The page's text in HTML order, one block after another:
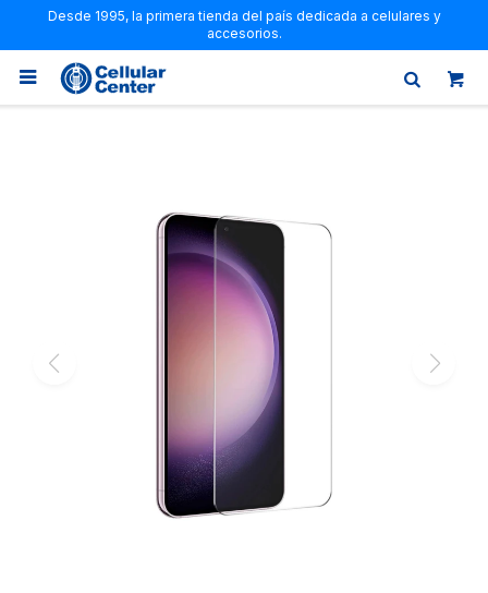
Desde 1995, la primera tienda del país dedicada a celulares y
accesorios.
